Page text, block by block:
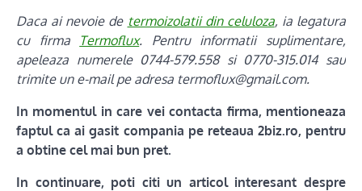
Daca ai nevoie de termoizolatii din celuloza, ia legatura
cu firma Termoflux. Pentru informatii suplimentare,
apeleaza numerele 0744-579.558 si 0770-315.014 sau
trimite un e-mail pe adresa termoflux@gmail.com.
In momentul in care vei contacta firma, mentioneaza
faptul ca ai gasit compania pe reteaua 2biz.ro, pentru
a obtine cel mai bun pret.
In continuare, poti citi un articol interesant despre